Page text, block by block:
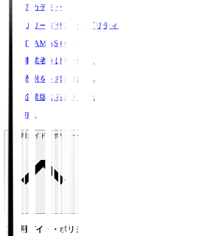
アカデミー
Ｊリーグサステナビリティ
TEAM AS ONE
事業者向けサービス
寄附をお考えの方へ
企業版ふるさと納税
JFA
ご利用ガイド・ポリシー
ご利用ガイド・ポリシー